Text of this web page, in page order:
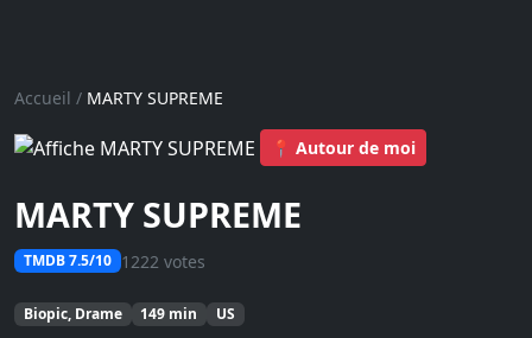
Accueil / MARTY SUPREME
📍 Autour de moi
MARTY SUPREME
TMDB 7.5/10 1222 votes
Biopic, Drame 149 min US